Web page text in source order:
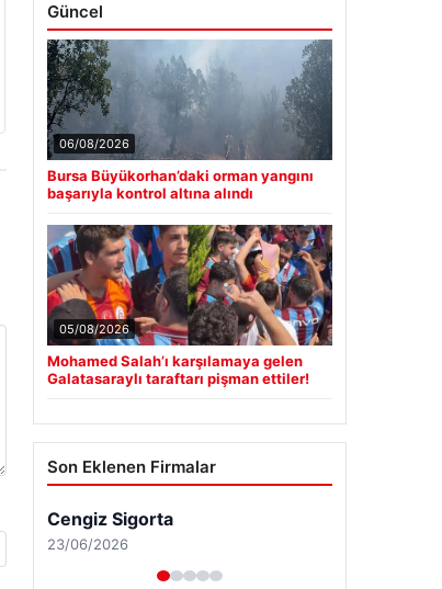
Güncel
06/08/2026
Bursa Büyükorhan’daki orman yangını
başarıyla kontrol altına alındı
05/08/2026
Mohamed Salah’ı karşılamaya gelen
Galatasaraylı taraftarı pişman ettiler!
Son Eklenen Firmalar
Cengiz Sigorta
23/06/2026